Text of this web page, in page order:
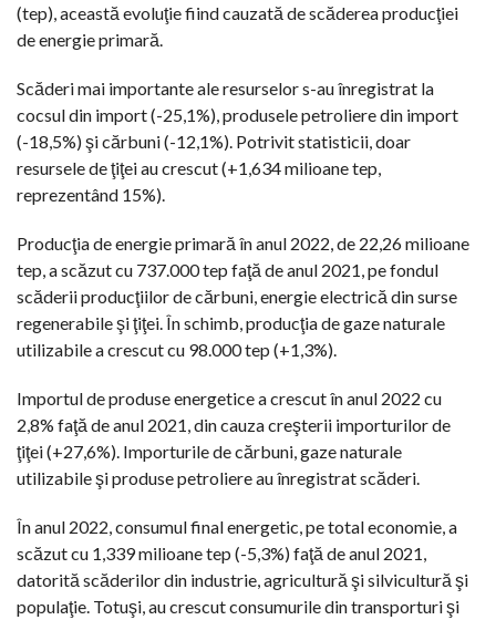
(tep), această evoluţie fiind cauzată de scăderea producţiei
de energie primară.
Scăderi mai importante ale resurselor s-au înregistrat la
cocsul din import (-25,1%), produsele petroliere din import
(-18,5%) şi cărbuni (-12,1%). Potrivit statisticii, doar
resursele de ţiţei au crescut (+1,634 milioane tep,
reprezentând 15%).
Producţia de energie primară în anul 2022, de 22,26 milioane
tep, a scăzut cu 737.000 tep faţă de anul 2021, pe fondul
scăderii producţiilor de cărbuni, energie electrică din surse
regenerabile şi ţiţei. În schimb, producţia de gaze naturale
utilizabile a crescut cu 98.000 tep (+1,3%).
Importul de produse energetice a crescut în anul 2022 cu
2,8% faţă de anul 2021, din cauza creşterii importurilor de
ţiţei (+27,6%). Importurile de cărbuni, gaze naturale
utilizabile şi produse petroliere au înregistrat scăderi.
În anul 2022, consumul final energetic, pe total economie, a
scăzut cu 1,339 milioane tep (-5,3%) faţă de anul 2021,
datorită scăderilor din industrie, agricultură şi silvicultură şi
populaţie. Totuşi, au crescut consumurile din transporturi şi